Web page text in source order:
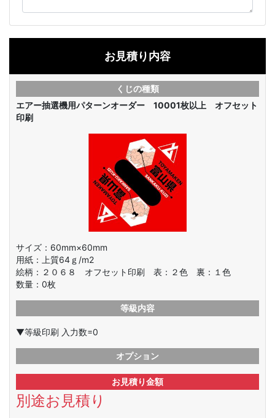
お見積り内容
くじの種類
エアー抽選機用パターンオーダー 10001枚以上 オフセット
印刷
サイズ：60mm×60mm
用紙：上質64ｇ/m2
絵柄： ２０６８ オフセット印刷 表：２色 裏：１色
数量： 0枚
等級内容
▼等級印刷 入力数=0
オプション
お見積り金額
別途お見積り